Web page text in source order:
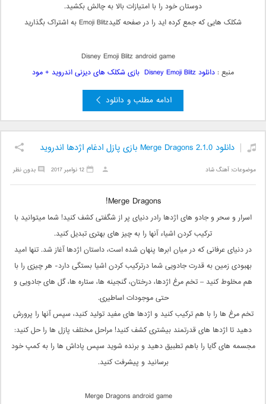
دوستان خود را با امتیازات بالا به چالش بکشید.
شکلک هایی که جمع کرده اید را در صفحه کلیدEmoji Blitz به اشتراک بگذارید
Disney Emoji Blitz android game
منبع : دانلود Disney Emoji Blitz بازی شکلک های دیزنی اندروید + مود
ادامه مطلب و دانلود
دانلود Merge Dragons 2.1.0 بازی پازل ادغام اژدها اندروید
موضوعات:آهنگ شاد بدون نظر 12 نوامبر 2017
Merge Dragons!
اسرار و سحر و جادو های اژدها رادر دنیای پر از شگفتی کشف کنید! شما میتوانید با
ترکیب کردن اشیاء آنها را به چیز های بهتری تبدیل کنید.
در دنیای عرفانی که در میان ابرها پنهان شده است، داستان اژدها آغاز شد. تنها امید
بهبودی زمین به قدرت جادویی شما درترکیب کردن اشیا بستگی دارد- هر چیزی را با
هم مخلوط کنید – تخم مرغ اژدها، درختان، گنجینه ها، ستاره ها، گل های جادویی و
حتی موجودات اساطیری.
تخم مرغ ها را با هم ترکیب کنید و اژدها های مفید تولید کنید، سپس آنها را پرورش
دهید تا اژدها های قدرتمند بیشتری کشف کنید! مراحل مختلف پازل ها را حل کنید:
مجسمه های گایا را باهم تطبیق دهید و برنده شوید سپس پاداش ها را به کمپ خود
برسانید و پیشرفت کنید.
Merge Dragons android game